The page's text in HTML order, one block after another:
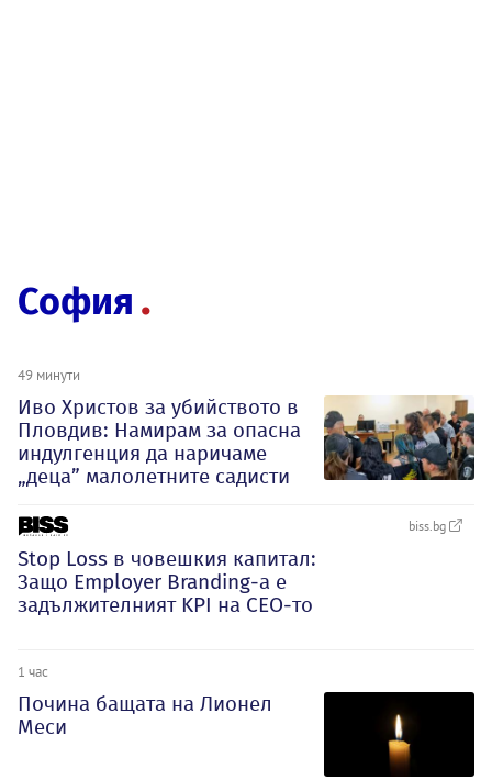
София
49 минути
Иво Христов за убийството в
Пловдив: Намирам за опасна
индулгенция да наричаме
„деца” малолетните садисти
biss.bg
Stop Loss в човешкия капитал:
Защо Employer Branding-а е
задължителният KPI на CEO-то
1 час
Почина бащата на Лионел
Меси